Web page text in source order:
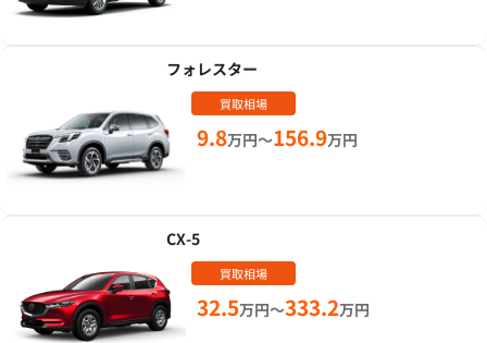
フォレスター
買取相場
9.8万円～156.9万円
CX-5
買取相場
32.5万円～333.2万円